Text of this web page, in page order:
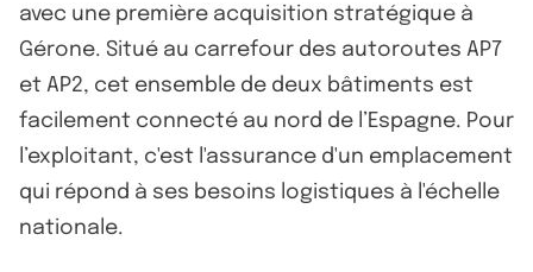
avec une première acquisition stratégique à
Gérone. Situé au carrefour des autoroutes AP7
et AP2, cet ensemble de deux bâtiments est
facilement connecté au nord de l’Espagne. Pour
l’exploitant, c'est l'assurance d'un emplacement
qui répond à ses besoins logistiques à l'échelle
nationale.